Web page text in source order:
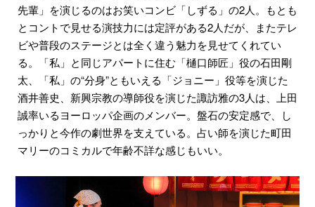
先輩」を演じるのはお笑いコンビ「しずる」の2人。もとも
とコントで見せる演技力には定評がある2人だが、またテレ
ビや普段のステージとは全く違う魅力を見せてくれてい
る。「私」と同じアパートに住む「樋口師匠」役の石田剛
太、「私」の“分身”ともいえる「ジョニー」役等を演じた
酒井善史、新興宗教の導師役を演じた諏訪雅の3人は、上田
誠率いるヨーロッパ企画のメンバー。盤石の安定感で、し
っかりと今作の劇世界を支えている。占い師を演じた町田
マリーのコミカルで年齢不詳な感じもいい。